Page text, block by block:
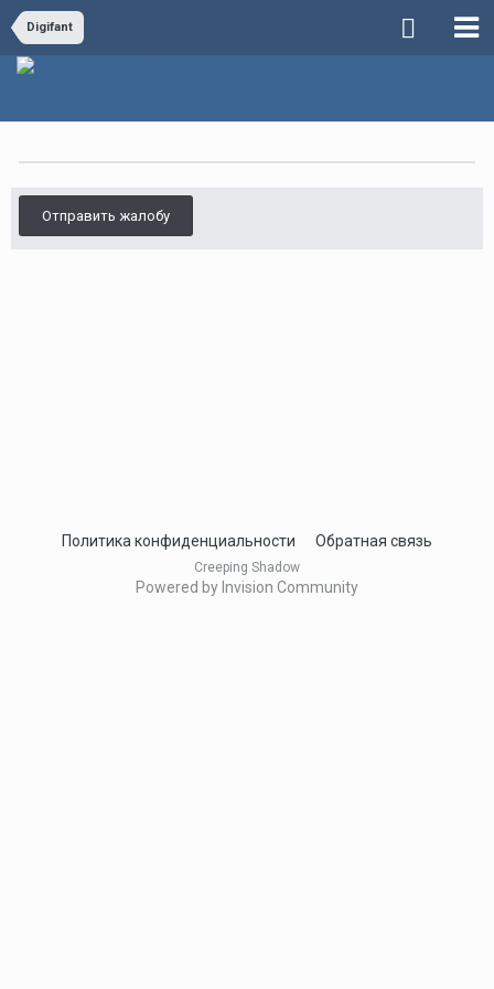
Digifant
Отправить жалобу
Политика конфиденциальности Обратная связь
Creeping Shadow
Powered by Invision Community